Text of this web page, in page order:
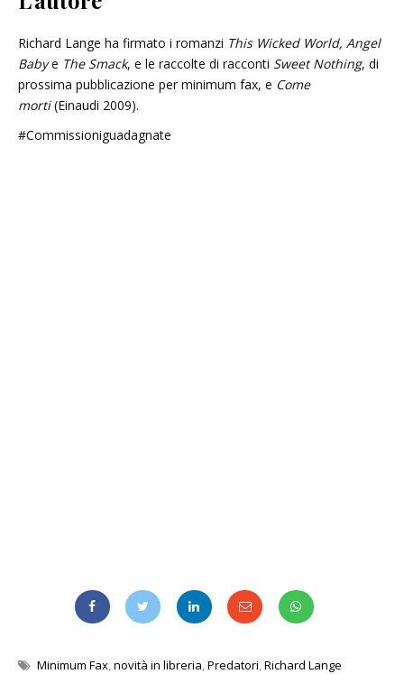
Richard Lange ha firmato i romanzi This Wicked World, Angel
Babye The Smack, e le raccolte di racconti Sweet Nothing, di
prossima pubblicazione per minimum fax, e Come
morti(Einaudi 2009).
#Commissioniguadagnate
Minimum Fax,novità in libreria,Predatori,Richard Lange